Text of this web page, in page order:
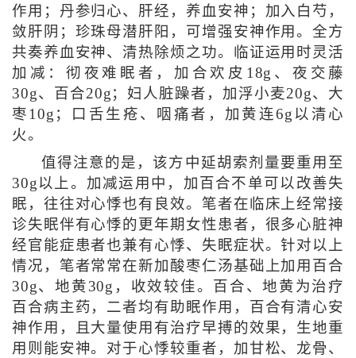
作用；丹参归心、肝经，养血安神；加入白芍，
敛肝阴；珍珠母潜肝阳，可增强安神作用。全方
共奏养血安神、清热除烦之功。临证运用时灵活
加减：彻夜难眠者，加合欢皮18g、夜交藤
30g、百合20g；妇人脏躁者，加浮小麦20g、大
枣10g；口舌生疮、咽痛者，加黄连6g以清心
火。
值得注意的是，该方中延胡索剂量要重用至
30g以上。加减运用中，加百合不单可以改善失
眠，往往对心悸也有良效。笔者在临床上经常接
诊失眠伴有心悸的更年期女性患者，很多心脏神
经官能症患者也兼有心悸、失眠症状。针对以上
情况，笔者常常在新加酸枣仁汤基础上加用百合
30g、地黄30g，收效较佳。百合、地黄为治疗
百合病主药，二者均有助眠作用，百合有清心安
神作用，且大量使用有治疗早搏的效果，生地重
用则能安神。对于心悸较重者，加甘松、龙骨、